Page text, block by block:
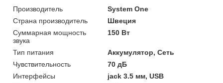
Производитель
System One
Страна производитель
Швеция
Суммарная мощность
звука
150 Вт
Тип питания
Аккумулятор, Сеть
Чувствительность
70 дБ
Интерфейсы
jack 3.5 мм, USB